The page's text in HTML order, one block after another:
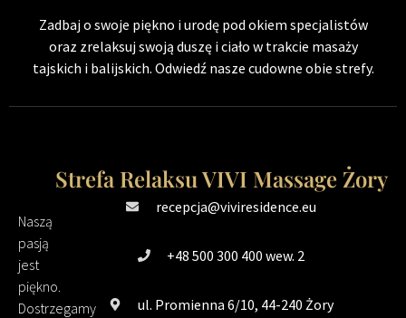
Zadbaj o swoje piękno i urodę pod okiem specjalistów
oraz zrelaksuj swoją duszę i ciało w trakcie masaży
tajskich i balijskich. Odwiedź nasze cudowne obie strefy.
Naszą
pasją
jest
piękno.
Dostrzegamy
Strefa Relaksu VIVI Massage Żory
recepcja@viviresidence.eu
+48 500 300 400 wew. 2
ul. Promienna 6/10, 44-240 Żory